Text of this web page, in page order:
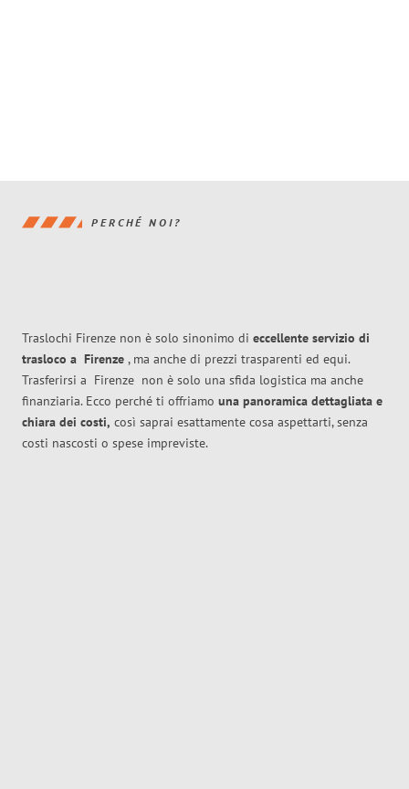
PERCHÉ NOI?
Traslochi Firenze non è solo sinonimo di eccellente servizio di
trasloco a Firenze , ma anche di prezzi trasparenti ed equi.
Trasferirsi a Firenze non è solo una sfida logistica ma anche
finanziaria. Ecco perché ti offriamo una panoramica dettagliata e
chiara dei costi, così saprai esattamente cosa aspettarti, senza
costi nascosti o spese impreviste.